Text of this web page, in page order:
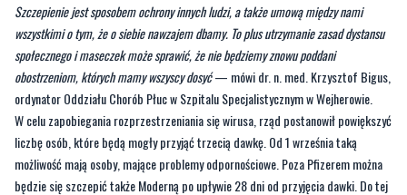
obostrzeniom, których mamy wszyscy dosyć— mówi dr. n. med. Krzysztof Bigus,
ordynator Oddziału Chorób Płuc w Szpitalu Specjalistycznym w Wejherowie.
W celu zapobiegania rozprzestrzeniania się wirusa, rząd postanowił powiększyć
liczbę osób, które będą mogły przyjąć trzecią dawkę. Od 1 września taką
możliwość mają osoby, mające problemy odpornościowe. Poza Pfizerem można
będzie się szczepić także Moderną po upływie 28 dni od przyjęcia dawki. Do tej
pory trzecią dawkę przyjęło około 9 tysięcy osób.
Teraz szczepienie otrzymają medycy i osoby powyżej 50. roku życia.
Rejestracja rusza od 24 września.